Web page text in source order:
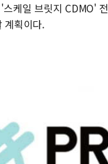
케일 브릿지 CDMO'
계획이다.